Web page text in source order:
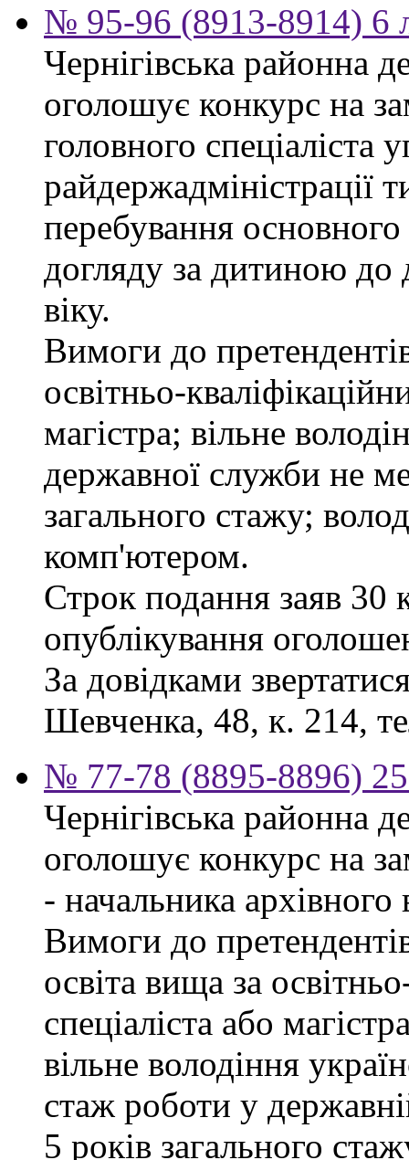
№ 95-96 (8913-8914) 6
Чернігівська районна
оголошує конкурс на
головного спеціаліста
райдержадміністрації
перебування
догляду за дитиною до
віку.
Вимоги до
освітньо-
магістра; вільне
державної служби не
загального стажу;
комп'ютером.
Строк подання заяв 30
опублікування
За довідками
Шевченка, 48, к. 214,
№ 77-78 (8895-8896) 25
Чернігівська районна
оголошує конкурс на
- начальника архівного
Вимоги до
освіта вища за
спеціаліста або
вільне володіння
стаж роботи у
5 років загального